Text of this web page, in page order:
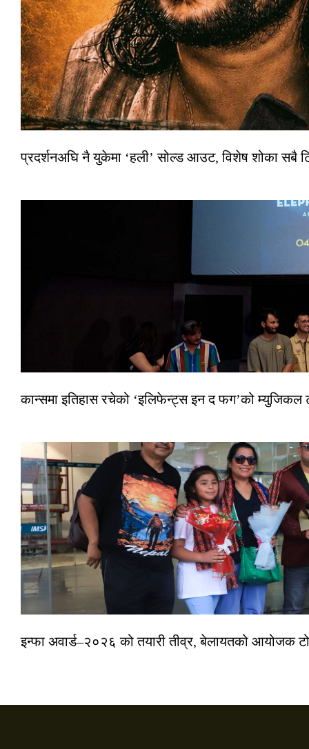
प्रदर्शनअघि नै युकेमा ‘हली’ सोल्ड आउट, विशेष शोका सबै
कान्समा इतिहास रचेको ‘इलिफेन्ट्स इन द फग’को म्युजिकल
इन्फा अवार्ड–२०२६ को तयारी तीव्र, बेलायतको आयोजक